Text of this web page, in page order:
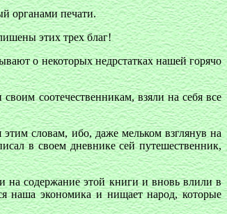
органами печати.
этих трех благ!
о некоторых недрстатках нашей горячо
соотечественникам, взяли на себя все
словам, ибо, даже мельком взглянув на
в своем дневнике сей путешественник,
на содержание этой книги и вновь влили в
наша экономика и нищает народ, которые